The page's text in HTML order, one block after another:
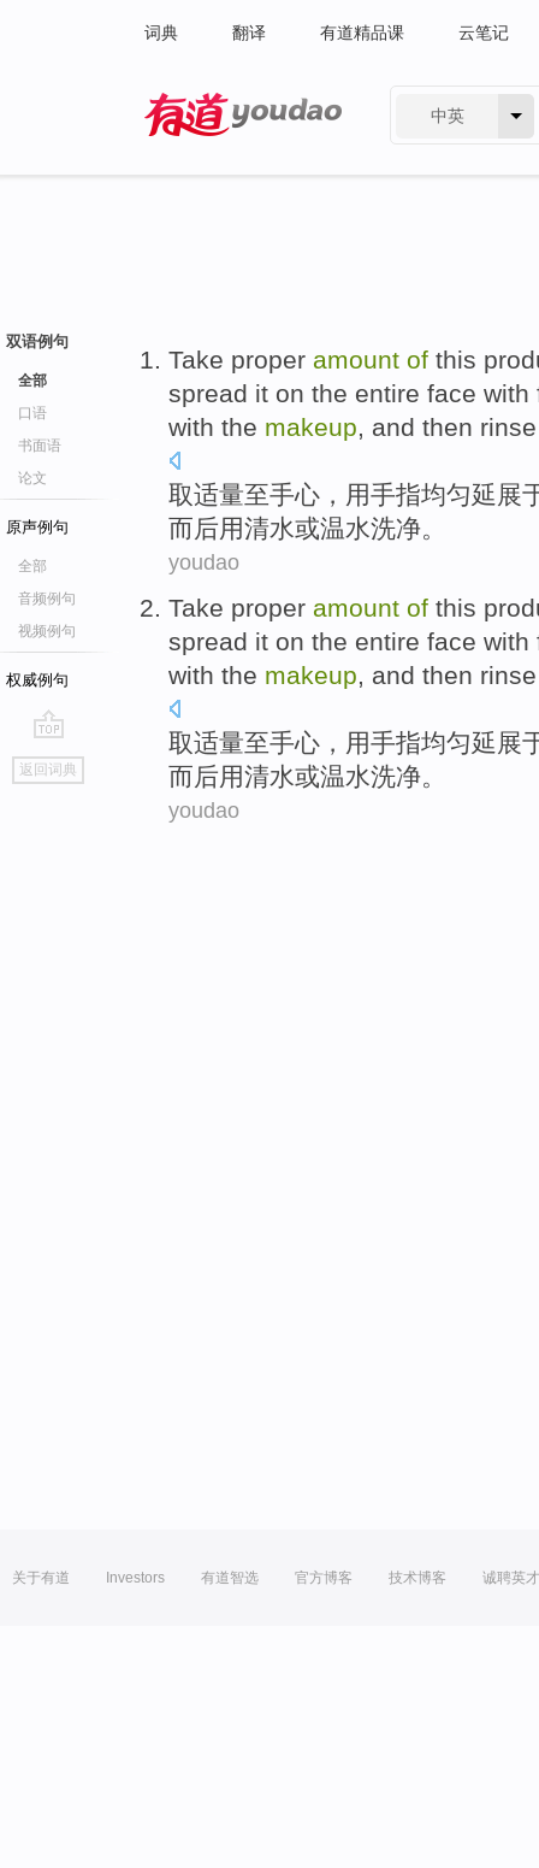
词典 翻译 有道精品课 云笔记
中英
双语例句
全部
口语
书面语
论文
原声例句
全部
音频例句
视频例句
权威例句
go
top
返回词典
Take proper amount of this
spread it on the entire face with
with the makeup, and then
取适量至手心 ， 用手指均匀延展
而后用清水或温水洗净。
youdao
Take proper amount of this
spread it on the entire face with
with the makeup, and then
取适量至手心 ， 用手指均匀延展
而后用清水或温水洗净。
youdao
关于有道 Investors 有道智选 官方博客 技术博客 诚聘英才